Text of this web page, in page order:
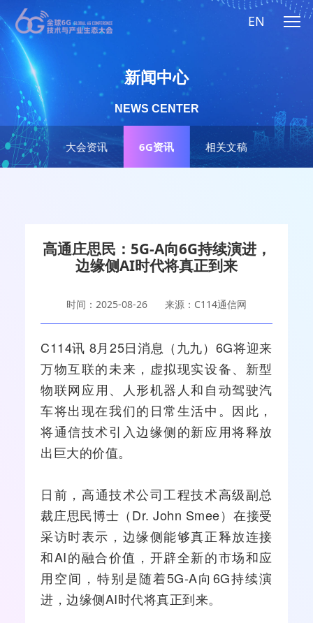
EN
大会资讯 6G资讯 相关文稿
新闻中心
NEWS CENTER
高通庄思民：5G-A向6G持续演进，
边缘侧AI时代将真正到来
时间：2025-08-26 来源：C114通信网
C114讯 8月25日消息（九九） 6G将迎来
万物互联的未来，虚拟现实设备、新型
物联网应用、人形机器人和自动驾驶汽
车将出现在我们的日常生活中。因此，
将通信技术引入边缘侧的新应用将释放
出巨大的价值。
日前， 高通技术公司工程技术高级副总
裁庄思民博士（Dr. John Smee）在接受
采访时表示，边缘侧能够真正释放连接
和AI的融合价值，开辟全新的市场和应
用空间，特别是随着5G-A向6G持续演
进，边缘侧AI时代将真正到来。